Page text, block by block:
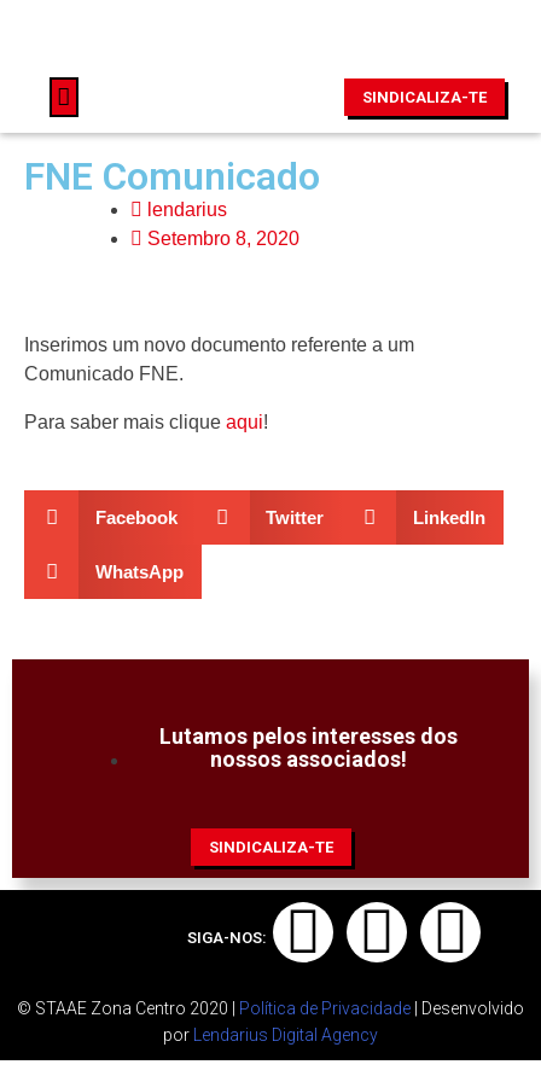
SINDICALIZA-TE
FNE Comunicado
lendarius
Setembro 8, 2020
Inserimos um novo documento referente a um
Comunicado FNE.
Para saber mais clique aqui!
Facebook Twitter LinkedIn
WhatsApp
Lutamos pelos interesses dos
nossos associados!
SINDICALIZA-TE
© STAAE Zona Centro 2020 | Política de Privacidade | Desenvolvido
por
Lendarius Digital Agency
SIGA-NOS: